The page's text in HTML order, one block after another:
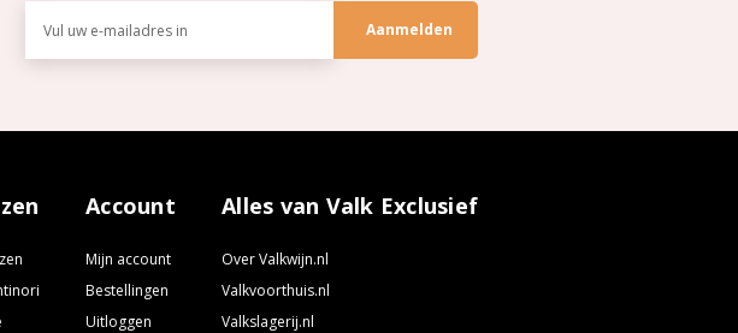
mailadres
Account
Mijn account
Bestellingen
Uitloggen
Alles van Valk Exclusief
Over Valkwijn.nl
Valkvoorthuis.nl
Valkslagerij.nl